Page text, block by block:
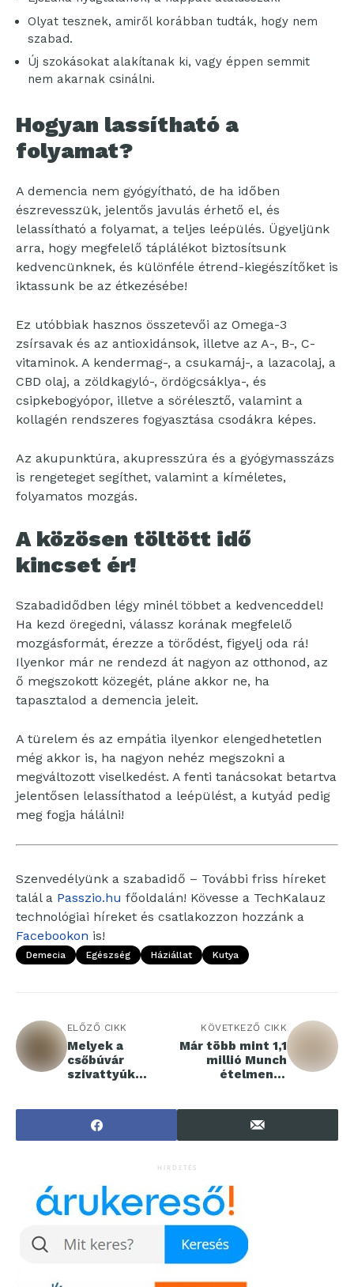
Olyat tesznek, amiről korábban tudták, hogy nem
szabad.
Új szokásokat alakítanak ki, vagy éppen semmit
nem akarnak csinálni.
Hogyan lassítható a
folyamat?
A demencia nem gyógyítható, de ha időben
észrevesszük, jelentős javulás érhető el, és
lelassítható a folyamat, a teljes leépülés. Ügyeljünk
arra, hogy megfelelő táplálékot biztosítsunk
kedvencünknek, és különféle étrend-kiegészítőket is
iktassunk be az étkezésébe!
Ez utóbbiak hasznos összetevői az Omega-3
zsírsavak és az antioxidánsok, illetve az A-, B-, C-
vitaminok. A kendermag-, a csukamáj-, a lazacolaj, a
CBD olaj, a zöldkagyló-, ördögcsáklya-, és
csipkebogyópor, illetve a sörélesztő, valamint a
kollagén rendszeres fogyasztása csodákra képes.
Az akupunktúra, akupresszúra és a gyógymasszázs
is rengeteget segíthet, valamint a kíméletes,
folyamatos mozgás.
A közösen töltött idő
kincset ér!
Szabadidődben légy minél többet a kedvenceddel!
Ha kezd öregedni, válassz korának megfelelő
mozgásformát, érezze a törődést, figyelj oda rá!
Ilyenkor már ne rendezd át nagyon az otthonod, az
ő megszokott közegét, pláne akkor ne, ha
tapasztalod a demencia jeleit.
A türelem és az empátia ilyenkor elengedhetetlen
még akkor is, ha nagyon nehéz megszokni a
megváltozott viselkedést. A fenti tanácsokat betartva
jelentősen lelassíthatod a leépülést, a kutyád pedig
meg fogja hálálni!
Szenvedélyünk a szabadidő – További friss híreket
talál a Passzio.hu főoldalán! Kövesse a TechKalauz
technológiai híreket és csatlakozzon hozzánk a
Facebookon is!
Demecia Egészség Háziállat Kutya
ELŐZŐ CIKK
Melyek a
csőbúvár
szivattyúk
lehetőségei?
KÖVETKEZŐ CIKK
Már több mint 1,1
millió Munch
ételmentő
üzletekben
HIRDETÉS